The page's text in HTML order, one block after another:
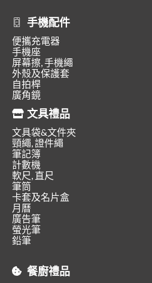
手機配件
便攜充電器
手機座
屏幕擦, 手機繩
外殼及保護套
自拍桿
廣角鏡
文具禮品
文具袋&文件夾
頸繩, 證件繩
筆記簿
計數機
軟尺, 直尺
筆筒
卡套及名片盒
月曆
廣告筆
螢光筆
鉛筆
餐廚禮品